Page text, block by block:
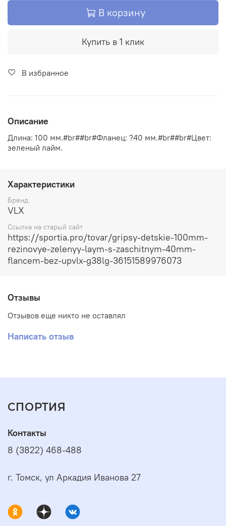
В корзину
Купить в 1 клик
В избранное
Описание
Длина: 100 мм.#br##br#Фланец: ?40 мм.#br##br#Цвет:
зеленый лайм.
Характеристики
Бренд
VLX
Ссылка на старый сайт
https://sportia.pro/tovar/gripsy-detskie-100mm-
rezinovye-zelenyy-laym-s-zaschitnym-40mm-
flancem-bez-upvlx-g38lg-36151589976073
Отзывы
Отзывов еще никто не оставлял
Написать отзыв
СПОРТИЯ
Контакты
8 (3822) 468-488
г. Томск, ул Аркадия Иванова 27